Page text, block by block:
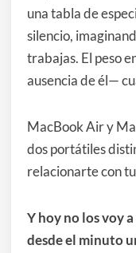
una tabla de
silencio,
trabajas. El peso
ausencia de él—
MacBook Air y
dos portátiles
relacionarte con
Y hoy no los voy
desde el minuto